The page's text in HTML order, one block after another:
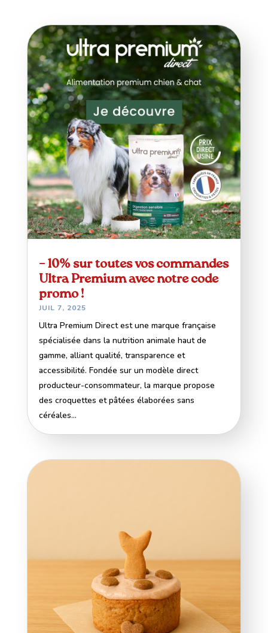
– 10% sur toutes vos commandes
Ultra Premium avec notre code
promo !
JUIL 7, 2025
Ultra Premium Direct est une marque française
spécialisée dans la nutrition animale haut de
gamme, alliant qualité, transparence et
accessibilité. Fondée sur un modèle direct
producteur-consommateur, la marque propose
des croquettes et pâtées élaborées sans
céréales...